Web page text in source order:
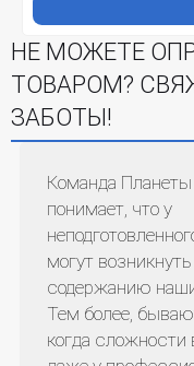
НЕ МОЖЕТЕ
ТОВАРОМ?
ЗАБОТЫ!
Команда
понимает, что у
могут
содержанию
Тем более,
когда сложности